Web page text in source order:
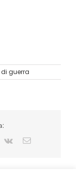
di guerra
Vk Email